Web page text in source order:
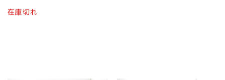
在庫切れ